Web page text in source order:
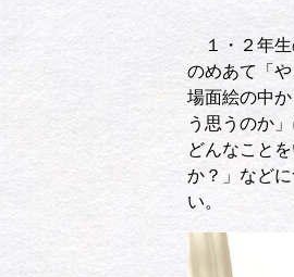
１・２年生
のめあて「
場面絵の中
う思うのか
どんなこと
か？」など
い。